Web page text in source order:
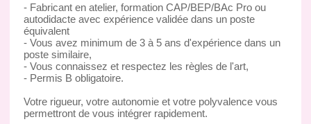
- Fabricant en atelier, formation CAP/BEP/BAc Pro ou
autodidacte avec expérience validée dans un poste
équivalent
- Vous avez minimum de 3 à 5 ans d'expérience dans un
poste similaire,
- Vous connaissez et respectez les règles de l'art,
- Permis B obligatoire.
Votre rigueur, votre autonomie et votre polyvalence vous
permettront de vous intégrer rapidement.